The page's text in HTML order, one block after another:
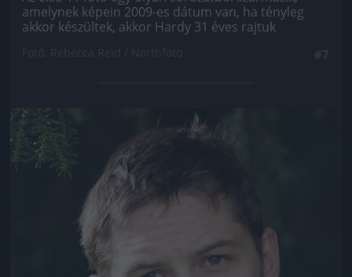
amelynek képein 2009-es dátum van, ha tényleg
akkor készültek, akkor Hardy 31 éves rajtuk
Jön még kép!